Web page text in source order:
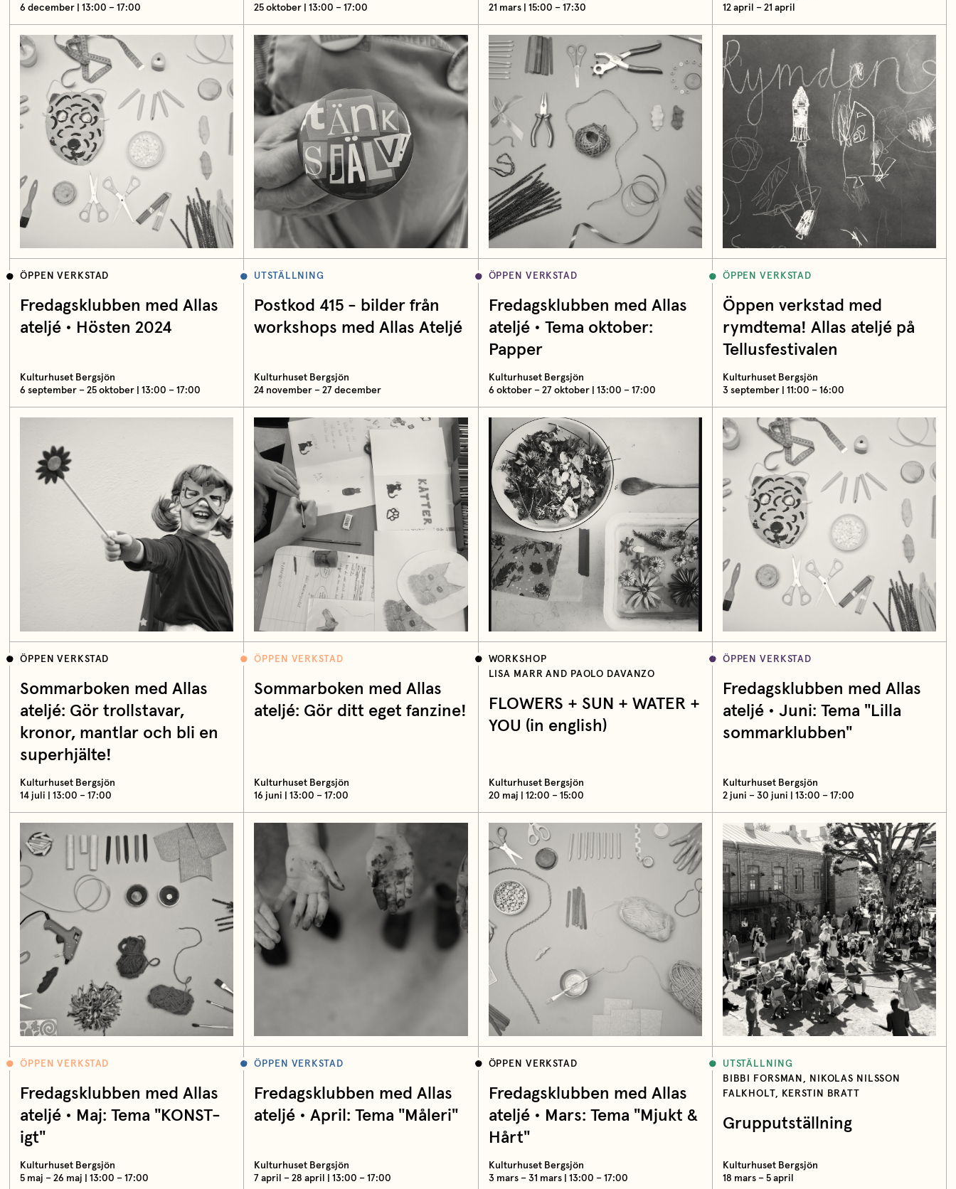
6 december | 13:00 – 17:00
25 oktober | 13:00 – 17:00
21 mars | 15:00 – 17:30
12 april – 21 april
ÖPPEN VERKSTAD
Fredagsklubben med Allas
ateljé • Hösten 2024
Kulturhuset Bergsjön
6 september – 25 oktober | 13:00 – 17:00
UTSTÄLLNING
Postkod 415 - bilder från
workshops med Allas Ateljé
Kulturhuset Bergsjön
24 november – 27 december
ÖPPEN VERKSTAD
Fredagsklubben med Allas
ateljé • Tema oktober:
Papper
Kulturhuset Bergsjön
6 oktober – 27 oktober | 13:00 – 17:00
ÖPPEN VERKSTAD
Öppen verkstad med
rymdtema! Allas ateljé på
Tellusfestivalen
Kulturhuset Bergsjön
3 september | 11:00 – 16:00
ÖPPEN VERKSTAD
Sommarboken med Allas
ateljé: Gör trollstavar,
kronor, mantlar och bli en
superhjälte!
Kulturhuset Bergsjön
14 juli | 13:00 – 17:00
ÖPPEN VERKSTAD
Sommarboken med Allas
ateljé: Gör ditt eget fanzine!
Kulturhuset Bergsjön
16 juni | 13:00 – 17:00
WORKSHOP
LISA MARR AND PAOLO DAVANZO
FLOWERS + SUN + WATER +
YOU (in english)
Kulturhuset Bergsjön
20 maj | 12:00 – 15:00
ÖPPEN VERKSTAD
Fredagsklubben med Allas
ateljé • Juni: Tema "Lilla
sommarklubben"
Kulturhuset Bergsjön
2 juni – 30 juni | 13:00 – 17:00
ÖPPEN VERKSTAD
Fredagsklubben med Allas
ateljé • Maj: Tema "KONST-
igt"
Kulturhuset Bergsjön
5 maj – 26 maj | 13:00 – 17:00
ÖPPEN VERKSTAD
Fredagsklubben med Allas
ateljé • April: Tema "Måleri"
Kulturhuset Bergsjön
7 april – 28 april | 13:00 – 17:00
ÖPPEN VERKSTAD
Fredagsklubben med Allas
ateljé • Mars: Tema "Mjukt &
Hårt"
Kulturhuset Bergsjön
3 mars – 31 mars | 13:00 – 17:00
UTSTÄLLNING
BIBBI FORSMAN, NIKOLAS NILSSON
FALKHOLT, KERSTIN BRATT
Grupputställning
Kulturhuset Bergsjön
18 mars – 5 april